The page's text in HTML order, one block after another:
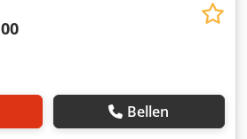
Bellen